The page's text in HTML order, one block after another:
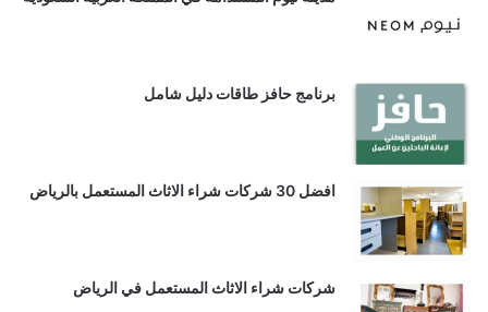
برنامج حافز طاقات دليل شامل
افضل 30 شركات شراء الاثاث المستعمل بالرياض
شركات شراء الاثاث المستعمل في الرياض